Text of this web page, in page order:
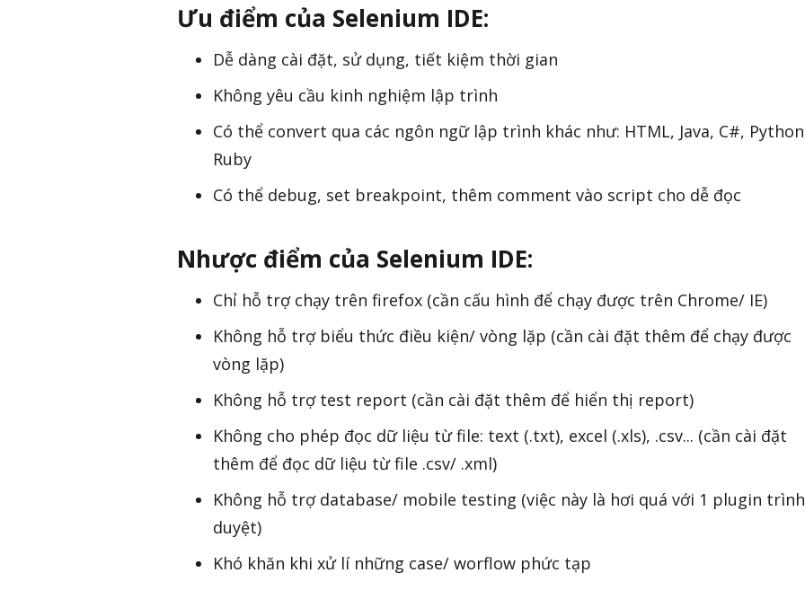
Ưu điểm của Selenium IDE:
Dễ dàng cài đặt, sử dụng, tiết kiệm thời gian
Không yêu cầu kinh nghiệm lập trình
Có thể convert qua các ngôn ngữ lập trình khác như: HTML, Java, C#,
Ruby
Có thể debug, set breakpoint, thêm comment vào script cho dễ đọc
Nhược điểm của Selenium IDE:
Chỉ hỗ trợ chạy trên firefox (cần cấu hình để chạy được trên Chrome/ IE)
Không hỗ trợ biểu thức điều kiện/ vòng lặp (cần cài đặt thêm để chạy được
vòng lặp)
Không hỗ trợ test report (cần cài đặt thêm để hiển thị report)
Không cho phép đọc dữ liệu từ file: text (.txt), excel (.xls), .csv... (cần cài đặt
thêm để đọc dữ liệu từ file .csv/ .xml)
Không hỗ trợ database/ mobile testing (việc này là hơi quá với 1 plugin trình
duyệt)
Khó khăn khi xử lí những case/ worflow phức tạp